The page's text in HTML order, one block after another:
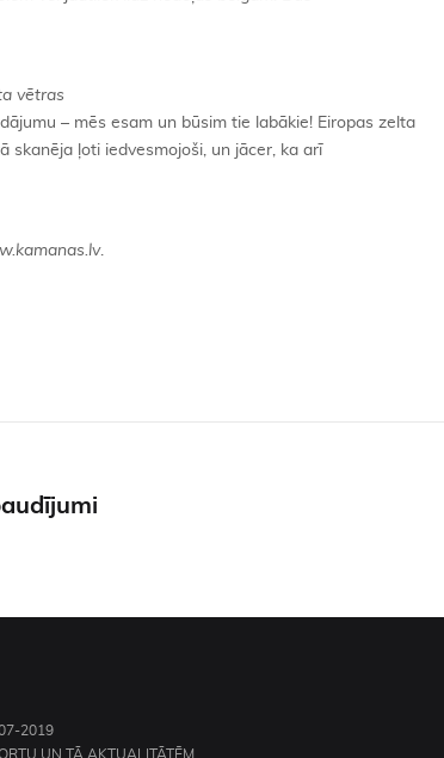
vētras
– mēs esam un būsim tie labākie! Eiropas zelta
skanēja ļoti iedvesmojoši, un jācer, ka arī
.
2019
UN TĀ AKTUALITĀTĒM